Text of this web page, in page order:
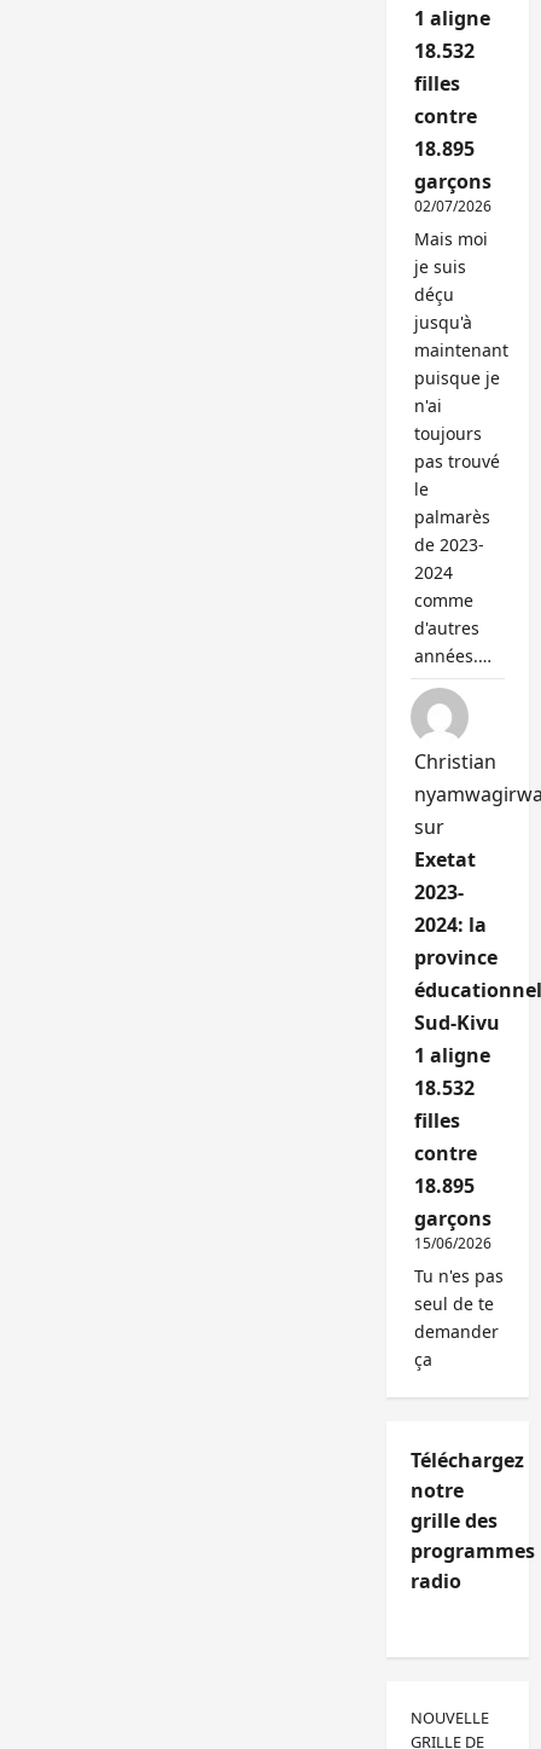
1 aligne
18.532
filles
contre
18.895
garçons
02/07/2026
Mais moi
je suis
déçu
jusqu'à
maintenant
puisque je
n'ai
toujours
pas trouvé
le
palmarès
de 2023-
2024
comme
d'autres
années.…
Christian
sur
Exetat
2023-
2024: la
province
Sud-Kivu
1 aligne
18.532
filles
contre
18.895
garçons
15/06/2026
Tu n'es pas
seul de te
demander
ça
Téléchargez
notre
grille des
programmes
radio
NOUVELLE
GRILLE DE